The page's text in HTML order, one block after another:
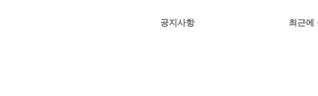
공지사항 최근에